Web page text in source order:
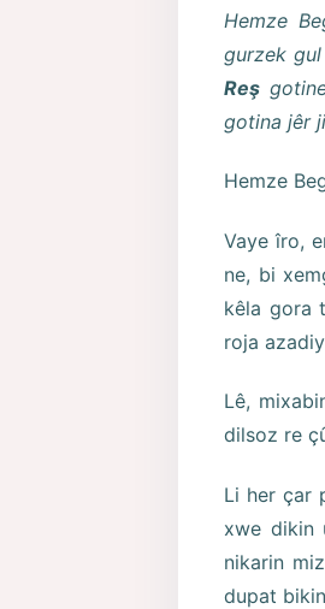
Hemze
gurzek
Reş
gotina jêr
Hemze
Vaye îro,
ne, bi
kêla gora
roja
Lê,
dilsoz re
Li her çar
xwe dikin
nikarin
dupat